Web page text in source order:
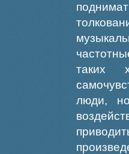
таких
люди,